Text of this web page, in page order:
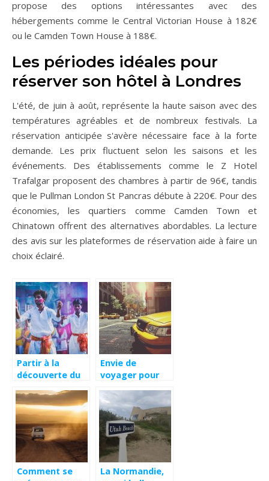
propose des options intéressantes avec des
hébergements comme le Central Victorian House à 182€
ou le Camden Town House à 188€.
Les périodes idéales pour
réserver son hôtel à Londres
L'été, de juin à août, représente la haute saison avec des
températures agréables et de nombreux festivals. La
réservation anticipée s'avère nécessaire face à la forte
demande. Les prix fluctuent selon les saisons et les
événements. Des établissements comme le Z Hotel
Trafalgar proposent des chambres à partir de 96€, tandis
que le Pullman London St Pancras débute à 220€. Pour des
économies, les quartiers comme Camden Town et
Chinatown offrent des alternatives abordables. La lecture
des avis sur les plateformes de réservation aide à faire un
choix éclairé.
Partir à la
découverte du
20 jours
Envie de
voyager pour
solution ultime
du Formulaire
ESTA
Comment se
La Normandie,